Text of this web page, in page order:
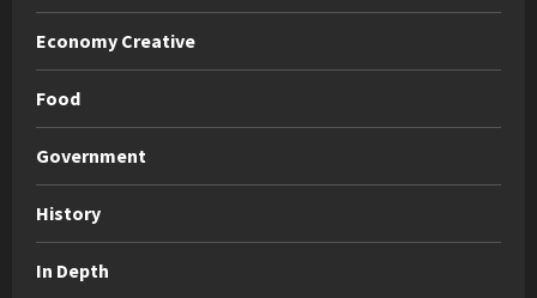
Economy Creative
Food
Government
History
In Depth